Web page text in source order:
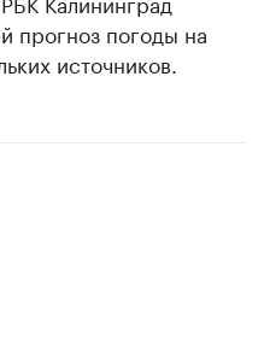
прогноз погоды на
источников.